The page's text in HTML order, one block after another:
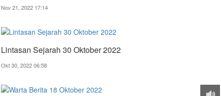
Nov 21, 2022 17:14
Lintasan Sejarah 30 Oktober 2022
Okt 30, 2022 06:58